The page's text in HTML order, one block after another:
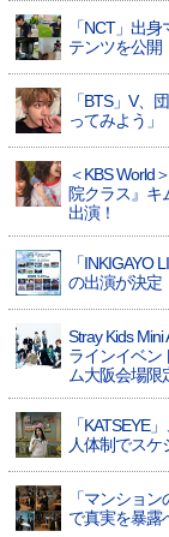
「NCT」出
テンツを公開
「BTS」V、
ってみよう」
＜KBS World
院クラス』キ
出演！
「INKIGAYO
の出演が決定
Stray Kids
ラインイベン
ム大阪会場限
「KATSEYE
人体制でスケ
「マンショ
で真実を暴露